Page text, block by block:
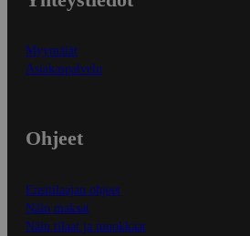
Myymälät
Asiakaspalvelu
Ohjeet
Ensitilaajan ohjeet
Näin maksat
Näin tilaat ja muokkaat